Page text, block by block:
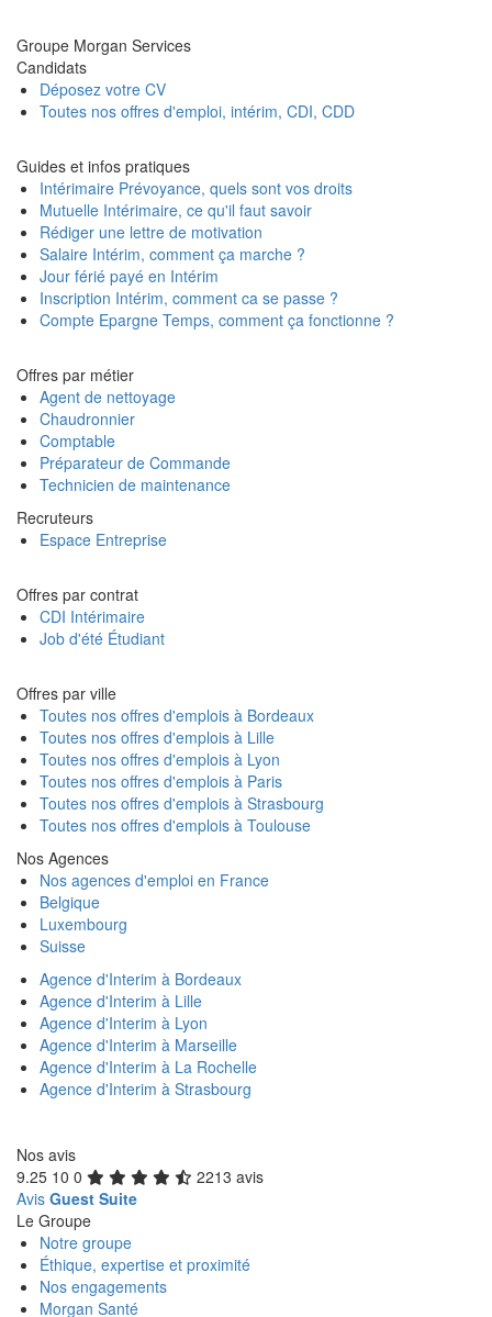
Groupe Morgan Services
Candidats
Déposez votre CV
Toutes nos offres d'emploi, intérim, CDI, CDD
Guides et infos pratiques
Intérimaire Prévoyance, quels sont vos droits
Mutuelle Intérimaire, ce qu'il faut savoir
Rédiger une lettre de motivation
Salaire Intérim, comment ça marche ?
Jour férié payé en Intérim
Inscription Intérim, comment ca se passe ?
Compte Epargne Temps, comment ça fonctionne ?
Offres par métier
Agent de nettoyage
Chaudronnier
Comptable
Préparateur de Commande
Technicien de maintenance
Recruteurs
Espace Entreprise
Offres par contrat
CDI Intérimaire
Job d'été Étudiant
Offres par ville
Toutes nos offres d'emplois à Bordeaux
Toutes nos offres d'emplois à Lille
Toutes nos offres d'emplois à Lyon
Toutes nos offres d'emplois à Paris
Toutes nos offres d'emplois à Strasbourg
Toutes nos offres d'emplois à Toulouse
Nos Agences
Nos agences d'emploi en France
Belgique
Luxembourg
Suisse
Agence d'Interim à Bordeaux
Agence d'Interim à Lille
Agence d'Interim à Lyon
Agence d'Interim à Marseille
Agence d'Interim à La Rochelle
Agence d'Interim à Strasbourg
Nos avis
9.25 10 0
2213 avis
Avis Guest Suite
Le Groupe
Notre groupe
Éthique, expertise et proximité
Nos engagements
Morgan Santé